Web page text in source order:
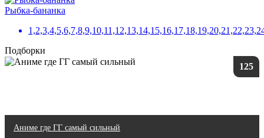
Рыбка-бананка
Подборки
125
Аниме где ГГ самый сильный